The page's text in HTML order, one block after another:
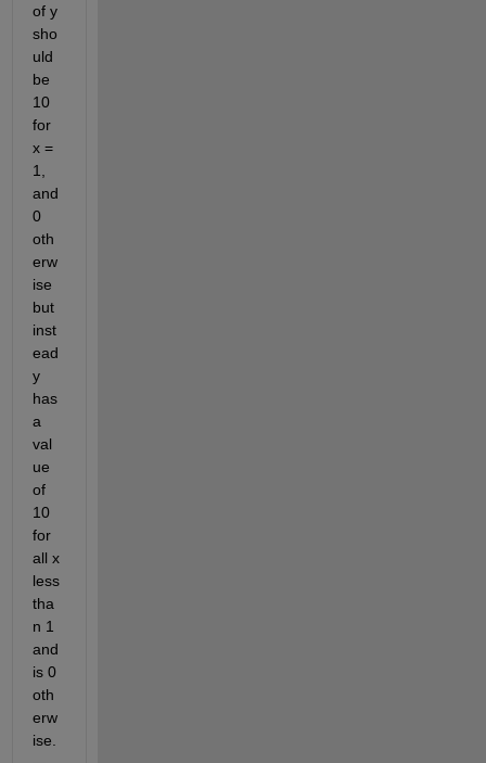
of y
sho
uld
be
10
for
x =
1,
and
0
oth
erw
ise
but
inst
ead
y
has
a
val
ue
of
10
for
all x
less
tha
n 1
and
is 0
oth
erw